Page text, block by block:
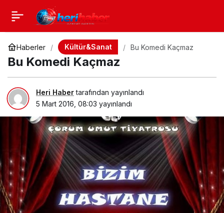
Haberler Kültür&Sanat Bu Komedi Kaçmaz
Bu Komedi Kaçmaz
Heri Habertarafından yayınlandı
5 Mart 2016, 08:03 yayınlandı